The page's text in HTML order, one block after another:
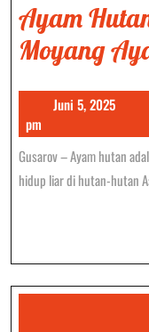
Ayam
Moyang
Juni 5, 2025Juni
2025
pm
Gusarov – Ayam hutan adalah kelompok burung dari genus Gallus yang
hidup liar di hutan-hutan